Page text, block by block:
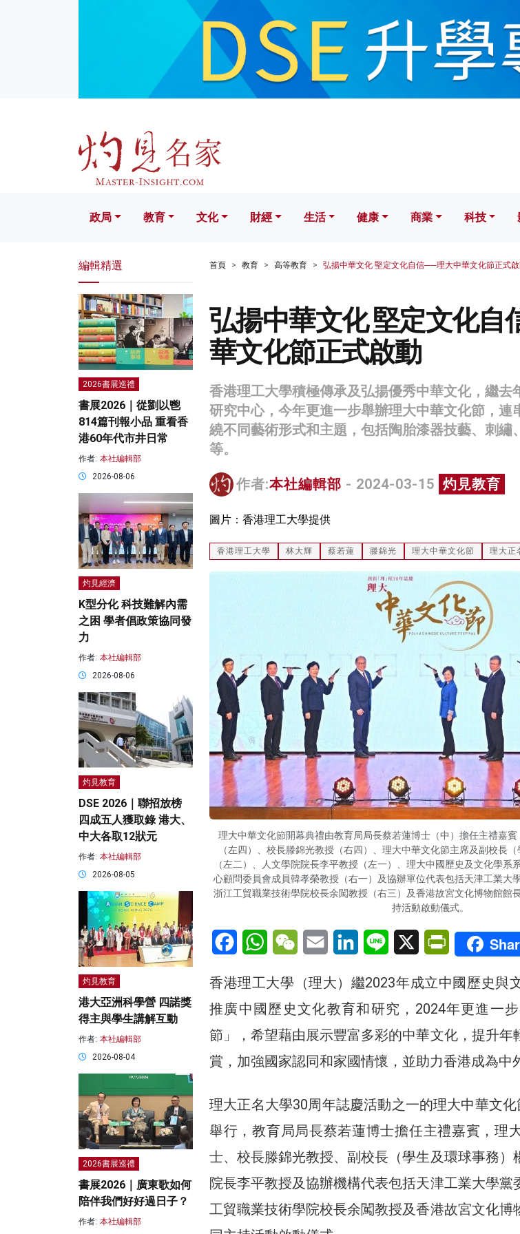
文化 財經 生活 健康 科技
政局 教育 文化 財經 生活 健康 商業 科技
首頁 教育 高等教育 弘揚中華文化 堅定文化自信──理大中華文化節正式
弘揚中華文化 堅定文化自
華文化節正式啟動
香港理工大學積極傳承及弘揚優秀中華文化，繼去
研究中心，今年更進一步舉辦理大中華文化節，連
繞不同藝術形式和主題，包括陶胎漆器技藝、刺繡
等。
作者:本社編輯部 - 2024-03-15 灼見教育
圖片：香港理工大學提供
香港理工大學 林大輝 蔡若蓮 滕錦光 理大中華文化節 理大正
理大中華文化節開幕典禮由教育局局長蔡若蓮博士（中）擔任主禮嘉
（左四）、校長滕錦光教授（右四）、理大中華文化節主席及副校長
（左二）、人文學院院長李平教授（左一）、理大中國歷史及文化學系
心顧問委員會成員韓孝榮教授（右一）及協辦單位代表包括天津工業大
浙江工貿職業技術學院校長余闖教授（右三）及香港故宮文化博物館館
持活動啟動儀式。
FacebookWhatsAppWeChatEmail LinkedInLine X PrintFriendly
香港理工大學（理大）繼2023年成立中國歷史與
推廣中國歷史文化教育和研究，2024年更進一
節」，希望藉由展示豐富多彩的中華文化，提升年
賞，加強國家認同和家國情懷，並助力香港成為中
理大正名大學30周年誌慶活動之一的理大中華文
舉行，教育局局長蔡若蓮博士擔任主禮嘉賓，理
士、校長滕錦光教授、副校長（學生及環球事務）
院長李平教授及協辦機構代表包括天津工業大學黨
工貿職業技術學院校長余闖教授及香港故宮文化博
編輯精選
2026書展巡禮
書展2026｜從劉以鬯
814篇刊報小品 重看香
港60年代市井日常
作者: 本社編輯部
2026-08-06
灼見經濟
K型分化 科技難解內需
之困 學者倡政策協同發
力
作者: 本社編輯部
2026-08-06
灼見教育
DSE 2026｜聯招放榜
四成五人獲取錄 港大、
中大各取12狀元
作者: 本社編輯部
2026-08-05
灼見教育
港大亞洲科學營 四諾獎
得主與學生講解互動
作者: 本社編輯部
2026-08-04
2026書展巡禮
書展2026｜廣東歌如何
陪伴我們好好過日子？
作者: 本社編輯部